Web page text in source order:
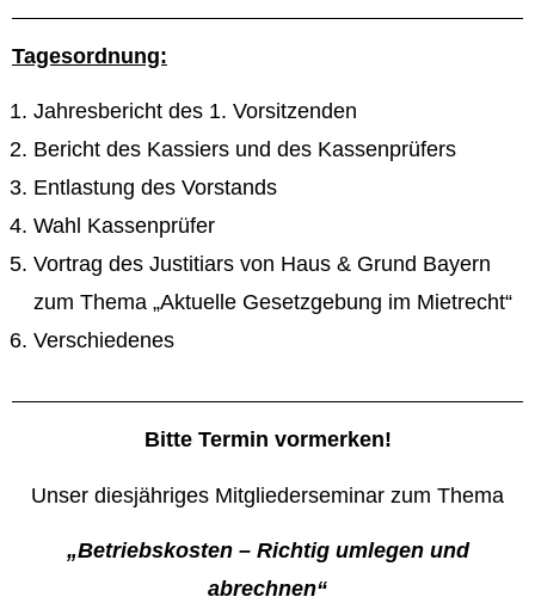
Tagesordnung:
Jahresbericht des 1. Vorsitzenden
Bericht des Kassiers und des Kassenprüfers
Entlastung des Vorstands
Wahl Kassenprüfer
Vortrag des Justitiars von Haus & Grund Bayern
zum Thema „Aktuelle Gesetzgebung im Mietrecht“
Verschiedenes
Bitte Termin vormerken!
Unser diesjähriges Mitgliederseminar zum Thema
„Betriebskosten – Richtig umlegen und
abrechnen“